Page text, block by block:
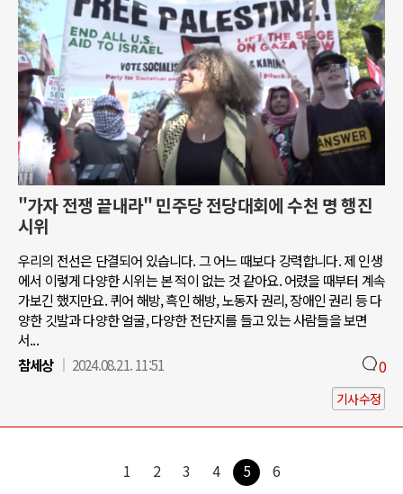
"가자 전쟁 끝내라" 민주당 전당대회에 수천 명 행진
시위
우리의 전선은 단결되어 있습니다. 그 어느 때보다 강력합니다. 제 인생
에서 이렇게 다양한 시위는 본 적이 없는 것 같아요. 어렸을 때부터 계속
가보긴 했지만요. 퀴어 해방, 흑인 해방, 노동자 권리, 장애인 권리 등 다
양한 깃발과 다양한 얼굴, 다양한 전단지를 들고 있는 사람들을 보면
서...
참세상
2024.08.21. 11:51 0
기사수정
1 2 3 4 5 6